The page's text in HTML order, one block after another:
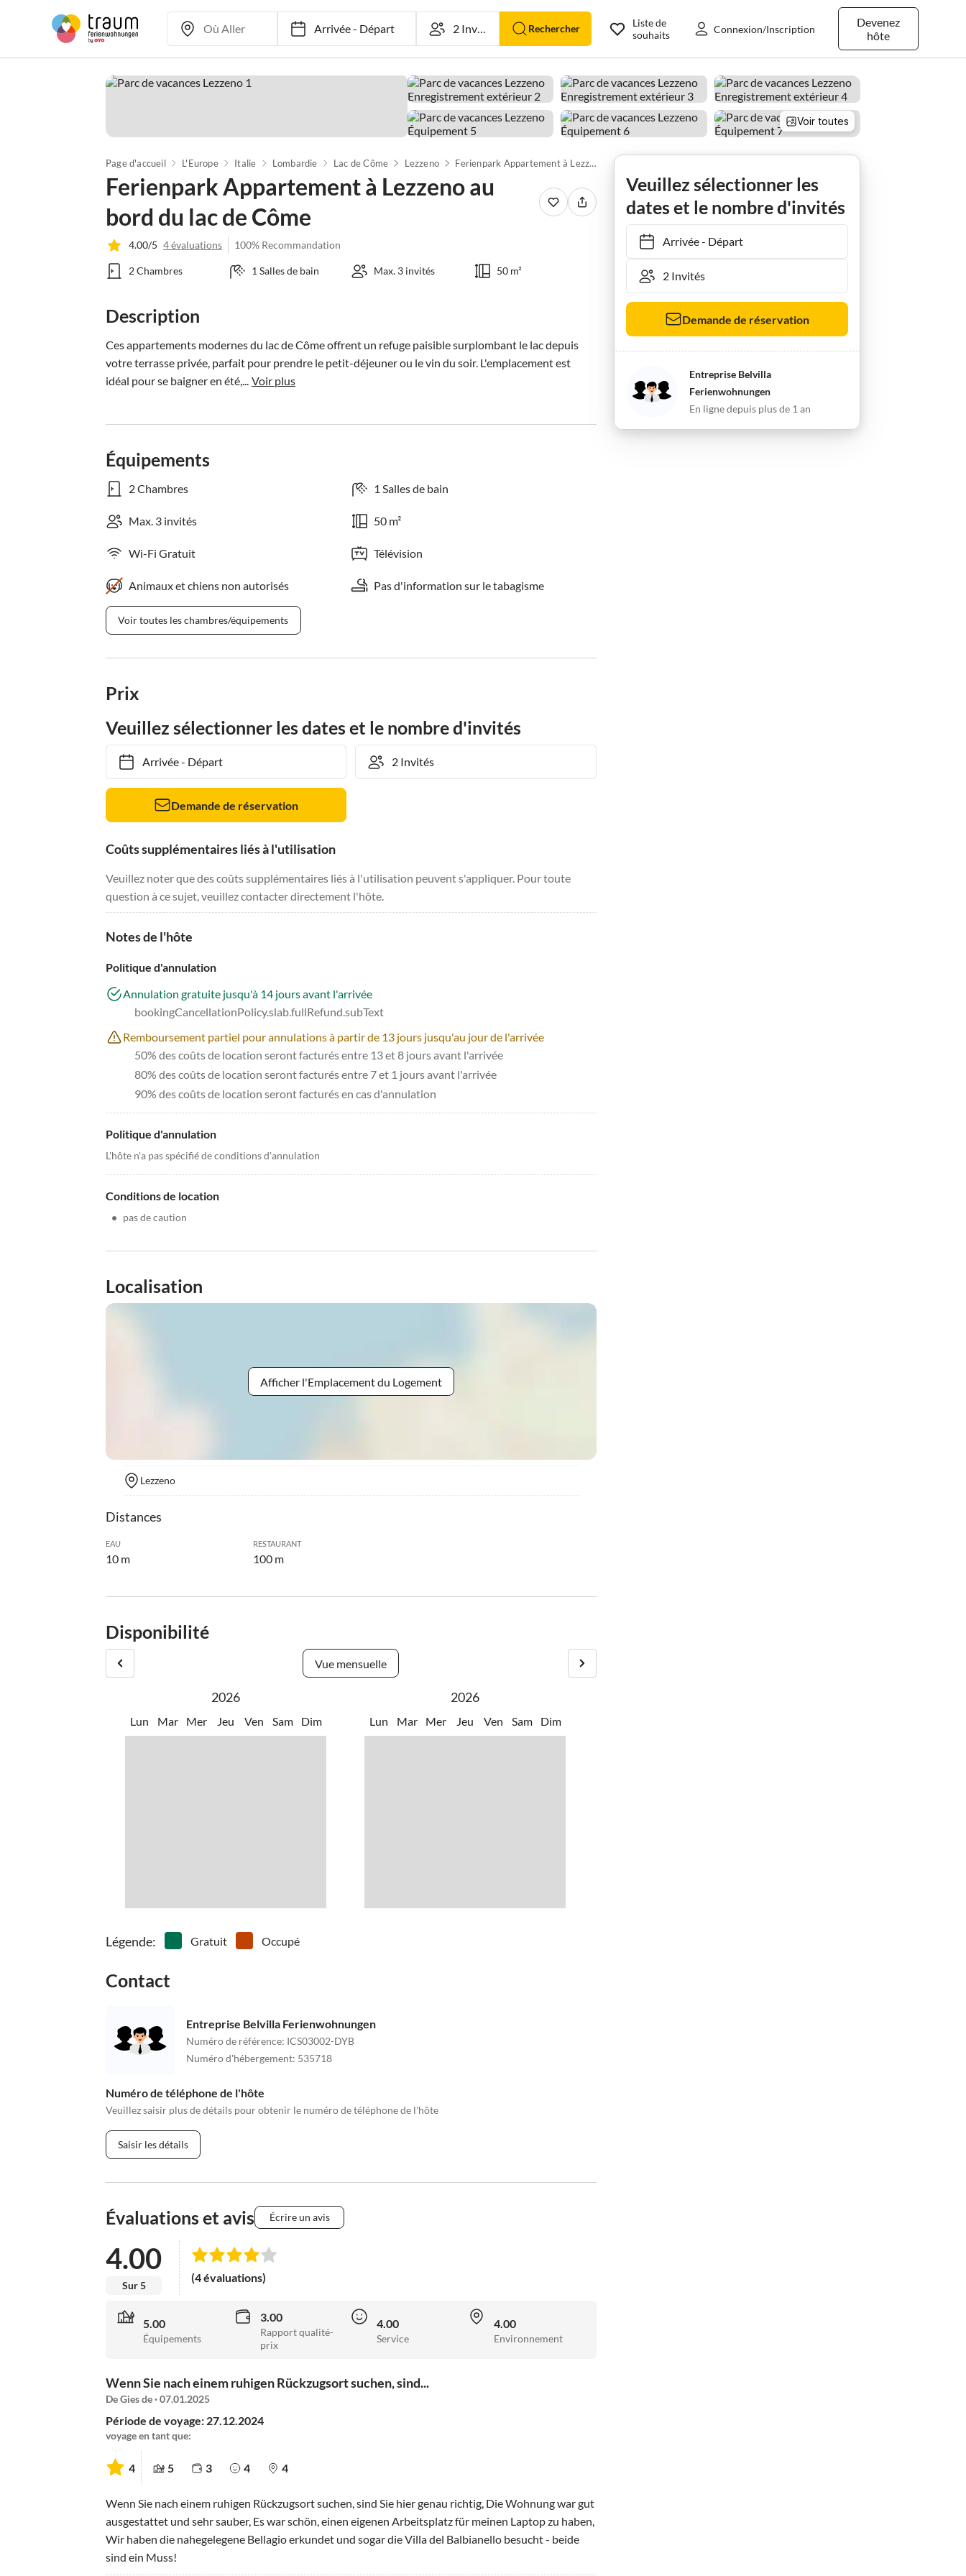
Arrivée-Départ Rechercher
Devenez
hôte
Liste de
souhaits
Connexion/Inscription
Voir toutes
Page d'accueil L'Europe Italie Lombardie Lac de Côme Lezzeno Ferienpark Appartement à Lezzeno au bord du lac de Côme
Ferienpark Appartement à Lezzeno au
bord du lac de Côme
4.00/5 4 évaluations 100% Recommandation
2 Chambres 1 Salles de bain Max. 3 invités 50 m²
Description
Ces appartements modernes du lac de Côme offrent un refuge paisible surplombant le lac depuis
votre terrasse privée, parfait pour prendre le petit-déjeuner ou le vin du soir. L'emplacement est
idéal pour se baigner en été,... Voir plus
Équipements
2 Chambres 1 Salles de bain
Max. 3 invités 50 m²
Wi-Fi Gratuit Télévision
Animaux et chiens non autorisés Pas d'information sur le tabagisme
Voir toutes les chambres/équipements
Prix
Veuillez sélectionner les dates et le nombre d'invités
Arrivée- Départ
Demande de réservation
Coûts supplémentaires liés à l'utilisation
Veuillez noter que des coûts supplémentaires liés à l'utilisation peuvent s'appliquer. Pour toute
question à ce sujet, veuillez contacter directement l'hôte.
Notes de l'hôte
Politique d'annulation
Annulation gratuite jusqu'à 14 jours avant l'arrivée
bookingCancellationPolicy.slab.fullRefund.subText
Remboursement partiel pour annulations à partir de 13 jours jusqu'au jour de l'arrivée
50% des coûts de location seront facturés entre 13 et 8 jours avant l'arrivée
80% des coûts de location seront facturés entre 7 et 1 jours avant l'arrivée
90% des coûts de location seront facturés en cas d'annulation
Politique d'annulation
L'hôte n'a pas spécifié de conditions d'annulation
Conditions de location
• pas de caution
Localisation
Afficher l'Emplacement du Logement
Lezzeno
Distances
EAU
10 m
RESTAURANT
100 m
Disponibilité
Vue mensuelle
2026
Lun Mar Mer Jeu Ven Sam Dim
2026
Lun Mar Mer Jeu Ven Sam Dim
Légende: Gratuit Occupé
Contact
Entreprise Belvilla Ferienwohnungen
Numéro de référence: ICS03002-DYB
Numéro d'hébergement: 535718
Numéro de téléphone de l'hôte
Veuillez saisir plus de détails pour obtenir le numéro de téléphone de l'hôte
Saisir les détails
Évaluations et avis Écrire un avis
4.00
Sur 5
(4 évaluations)
5.00
Équipements
3.00
Rapport qualité-
prix
4.00
Service
4.00
Environnement
Wenn Sie nach einem ruhigen Rückzugsort suchen, sind...
De Gies de · 07.01.2025
Période de voyage: 27.12.2024
voyage en tant que:
4 5 3 4 4
Wenn Sie nach einem ruhigen Rückzugsort suchen, sind Sie hier genau richtig, Die Wohnung war gut
ausgestattet und sehr sauber, Es war schön, einen eigenen Arbeitsplatz für meinen Laptop zu haben,
Wir haben die nahegelegene Bellagio erkundet und sogar die Villa del Balbianello besucht - beide
sind ein Muss!
Veuillez sélectionner les
dates et le nombre d'invités
Arrivée- Départ
Demande de réservation
Entreprise Belvilla
Ferienwohnungen
En ligne depuis plus de 1 an